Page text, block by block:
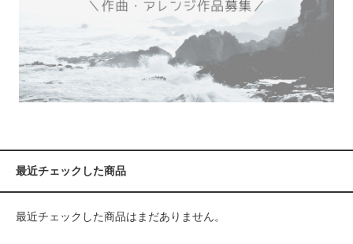
最近チェックした商品
最近チェックした商品はまだありません。